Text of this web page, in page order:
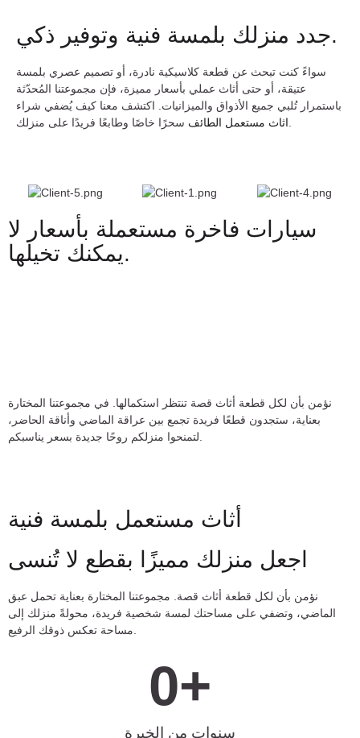
جدد منزلك بلمسة فنية وتوفير ذكي.
سواءً كنت تبحث عن قطعة كلاسيكية نادرة، أو تصميم عصري بلمسة
عتيقة، أو حتى أثاث عملي بأسعار مميزة، فإن مجموعتنا المُحدّثة
باستمرار تُلبي جميع الأذواق والميزانيات. اكتشف معنا كيف يُضفي شراء
اثاث مستعمل الطائف
سيارات فاخرة مستعملة بأسعار لا
يمكنك تخيلها.
نؤمن بأن لكل قطعة أثاث قصة تنتظر استكمالها. في مجموعتنا المختارة
بعناية، ستجدون قطعًا فريدة تجمع بين عراقة الماضي وأناقة الحاضر،
لتمنحوا منزلكم روحًا جديدة بسعر يناسبكم.
أثاث مستعمل بلمسة فنية
اجعل منزلك مميزًا بقطع لا تُنسى
نؤمن بأن لكل قطعة أثاث قصة. مجموعتنا المختارة بعناية تحمل عبق
الماضي، وتضفي على مساحتك لمسة شخصية فريدة، محولةً منزلك إلى
سنوات من الخبرة
0+